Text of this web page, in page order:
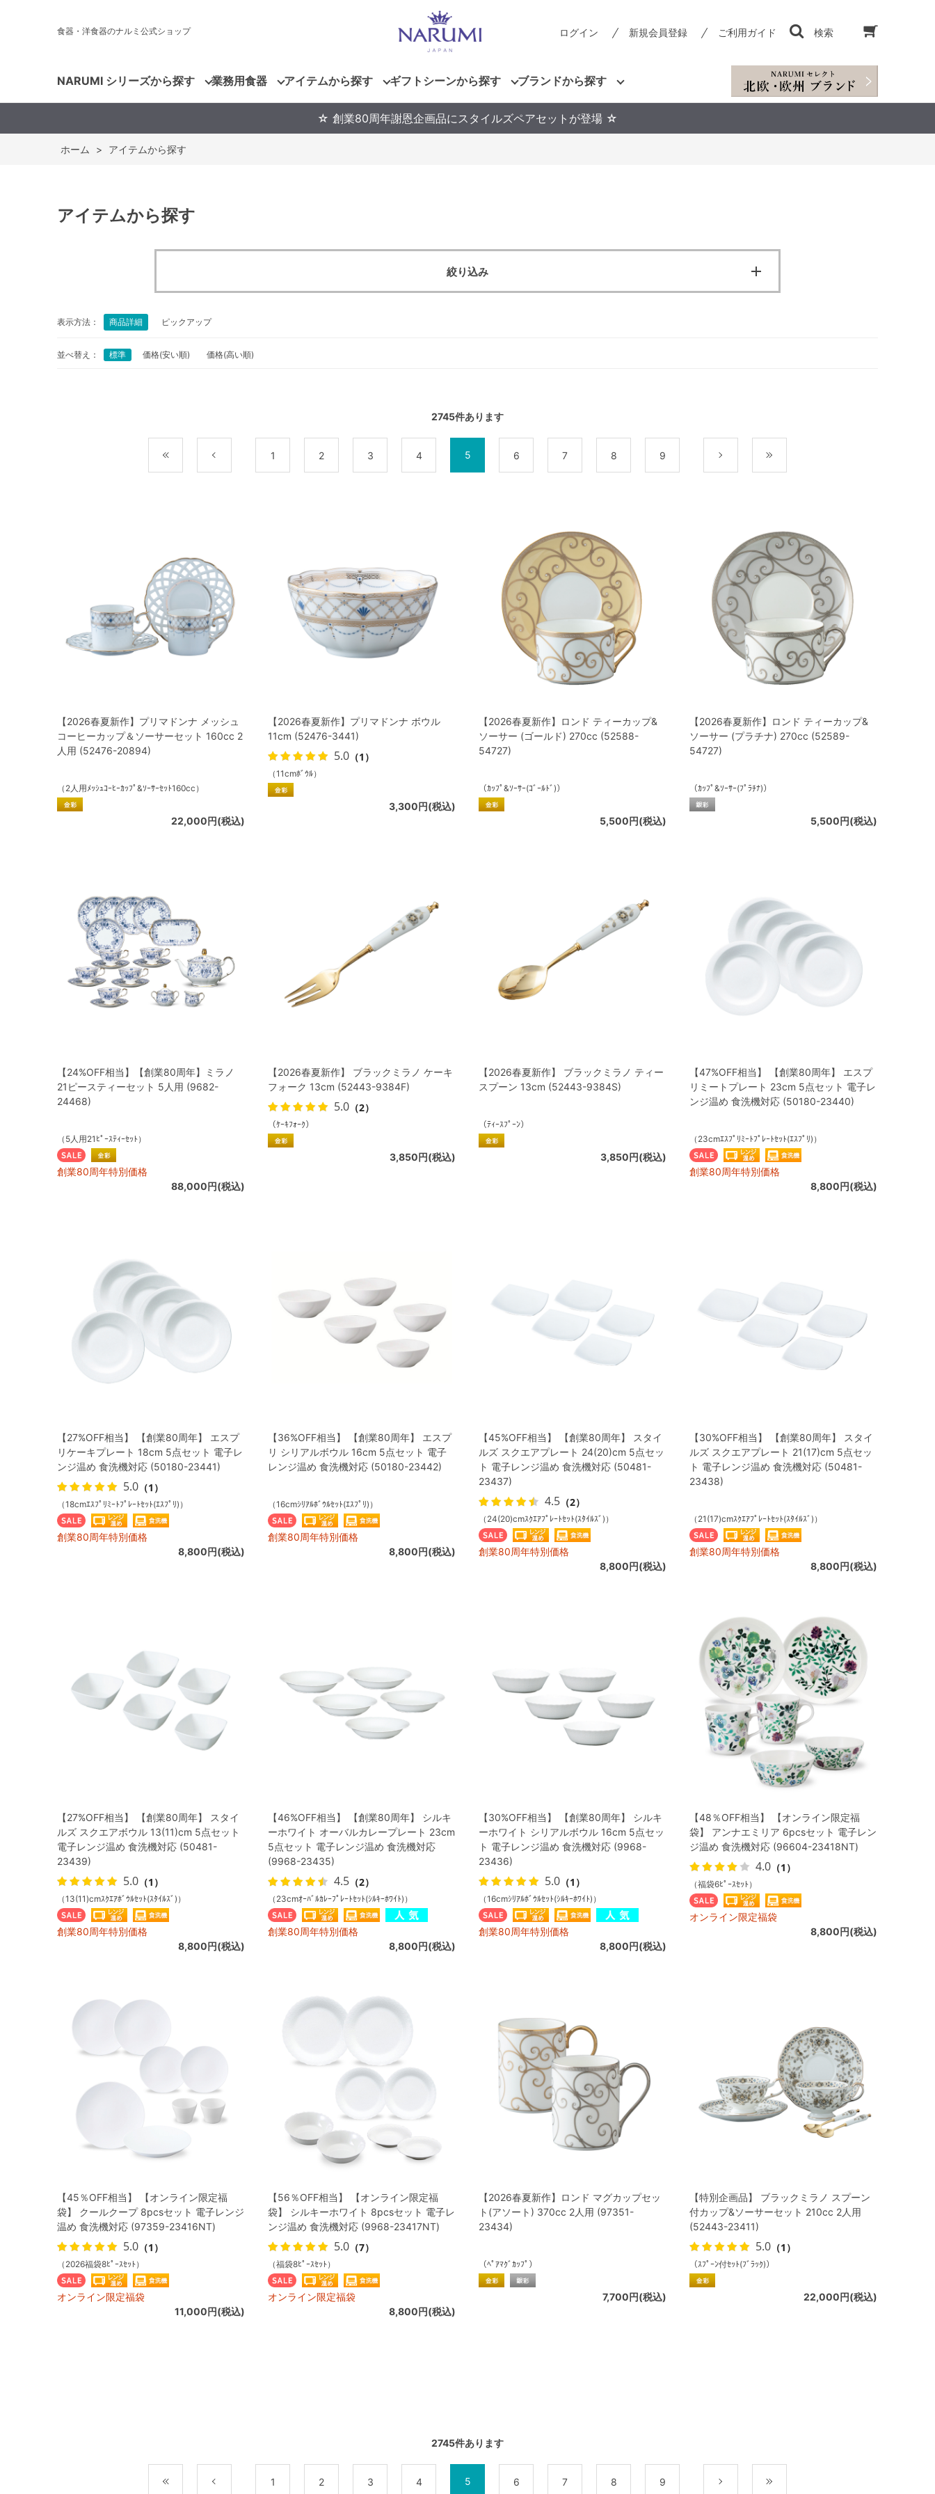
食器・洋食器のナルミ公式ショップ ログイン 新規会員登録 ご利用ガイド 検索
NARUMI シリーズから探す 業務用食器 アイテムから探す ギフトシーンから探す ブランドから探す
☆ 創業80周年謝恩企画品にスタイルズペアセットが登場 ☆
ホーム > アイテムから探す
アイテムから探す
絞り込み
表示方法： 商品詳細 ピックアップ
並べ替え： 標準 価格(安い順) 価格(高い順)
2745件あります
1 2 3 4 5 6 7 8 9
【2026春夏新作】プリマドンナ メッシュ
コーヒーカップ＆ソーサーセット 160cc 2
人用 (52476-20894)
（2人用ﾒｯｼｭｺｰﾋｰｶｯﾌﾟ&ｿｰｻｰｾｯﾄ160cc）
22,000円(税込)
【2026春夏新作】プリマドンナ ボウル
11cm (52476-3441)
5.0 （1）
（11cmﾎﾞｳﾙ）
3,300円(税込)
【2026春夏新作】ロンド ティーカップ&
ソーサー (ゴールド) 270cc (52588-
54727)
（ｶｯﾌﾟ&ｿｰｻｰ(ｺﾞｰﾙﾄﾞ)）
5,500円(税込)
【2026春夏新作】ロンド ティーカップ&
ソーサー (プラチナ) 270cc (52589-
54727)
（ｶｯﾌﾟ&ｿｰｻｰ(ﾌﾟﾗﾁﾅ)）
5,500円(税込)
【24%OFF相当】【創業80周年】ミラノ
21ピースティーセット 5人用 (9682-
24468)
（5人用21ﾋﾟｰｽﾃｨｰｾｯﾄ）
創業80周年特別価格
88,000円(税込)
【2026春夏新作】 ブラックミラノ ケーキ
フォーク 13cm (52443-9384F)
5.0 （2）
（ｹｰｷﾌｫｰｸ）
3,850円(税込)
【2026春夏新作】 ブラックミラノ ティー
スプーン 13cm (52443-9384S)
（ﾃｨｰｽﾌﾟｰﾝ）
3,850円(税込)
【47%OFF相当】 【創業80周年】 エスプ
リミートプレート 23cm 5点セット 電子レ
ンジ温め 食洗機対応 (50180-23440)
（23cmｴｽﾌﾟﾘﾐｰﾄﾌﾟﾚｰﾄｾｯﾄ(ｴｽﾌﾟﾘ)）
創業80周年特別価格
8,800円(税込)
【27%OFF相当】 【創業80周年】 エスプ
リケーキプレート 18cm 5点セット 電子レ
ンジ温め 食洗機対応 (50180-23441)
5.0 （1）
（18cmｴｽﾌﾟﾘﾐｰﾄﾌﾟﾚｰﾄｾｯﾄ(ｴｽﾌﾟﾘ)）
創業80周年特別価格
8,800円(税込)
【36%OFF相当】 【創業80周年】 エスプ
リ シリアルボウル 16cm 5点セット 電子
レンジ温め 食洗機対応 (50180-23442)
（16cmｼﾘｱﾙﾎﾞｳﾙｾｯﾄ(ｴｽﾌﾟﾘ)）
創業80周年特別価格
8,800円(税込)
【45%OFF相当】 【創業80周年】 スタイ
ルズ スクエアプレート 24(20)cm 5点セッ
ト 電子レンジ温め 食洗機対応 (50481-
23437)
4.5 （2）
（24(20)cmｽｸｴｱﾌﾟﾚｰﾄｾｯﾄ(ｽﾀｲﾙｽﾞ)）
創業80周年特別価格
8,800円(税込)
【30%OFF相当】 【創業80周年】 スタイ
ルズ スクエアプレート 21(17)cm 5点セッ
ト 電子レンジ温め 食洗機対応 (50481-
23438)
（21(17)cmｽｸｴｱﾌﾟﾚｰﾄｾｯﾄ(ｽﾀｲﾙｽﾞ)）
創業80周年特別価格
8,800円(税込)
【27%OFF相当】 【創業80周年】 スタイ
ルズ スクエアボウル 13(11)cm 5点セット
電子レンジ温め 食洗機対応 (50481-
23439)
5.0 （1）
（13(11)cmｽｸｴｱﾎﾞｳﾙｾｯﾄ(ｽﾀｲﾙｽﾞ)）
創業80周年特別価格
8,800円(税込)
【46%OFF相当】 【創業80周年】 シルキ
ーホワイト オーバルカレープレート 23cm
5点セット 電子レンジ温め 食洗機対応
(9968-23435)
4.5 （2）
（23cmｵｰﾊﾞﾙｶﾚｰﾌﾟﾚｰﾄｾｯﾄ(ｼﾙｷｰﾎﾜｲﾄ)）
創業80周年特別価格
8,800円(税込)
【30%OFF相当】 【創業80周年】 シルキ
ーホワイト シリアルボウル 16cm 5点セッ
ト 電子レンジ温め 食洗機対応 (9968-
23436)
5.0 （1）
（16cmｼﾘｱﾙﾎﾞｳﾙｾｯﾄ(ｼﾙｷｰﾎﾜｲﾄ)）
創業80周年特別価格
8,800円(税込)
【48％OFF相当】 【オンライン限定福
袋】 アンナエミリア 6pcsセット 電子レン
ジ温め 食洗機対応 (96604-23418NT)
4.0 （1）
（福袋6ﾋﾟｰｽｾｯﾄ）
オンライン限定福袋
8,800円(税込)
【45％OFF相当】 【オンライン限定福
袋】 クールクープ 8pcsセット 電子レンジ
温め 食洗機対応 (97359-23416NT)
5.0 （1）
（2026福袋8ﾋﾟｰｽｾｯﾄ）
オンライン限定福袋
11,000円(税込)
【56％OFF相当】 【オンライン限定福
袋】 シルキーホワイト 8pcsセット 電子レ
ンジ温め 食洗機対応 (9968-23417NT)
5.0 （7）
（福袋8ﾋﾟｰｽｾｯﾄ）
オンライン限定福袋
8,800円(税込)
【2026春夏新作】ロンド マグカップセッ
ト(アソート) 370cc 2人用 (97351-
23434)
（ﾍﾟｱﾏｸﾞｶｯﾌﾟ）
7,700円(税込)
【特別企画品】 ブラックミラノ スプーン
付カップ&ソーサーセット 210cc 2人用
(52443-23411)
5.0 （1）
（ｽﾌﾟｰﾝ付ｾｯﾄ(ﾌﾞﾗｯｸ)）
22,000円(税込)
2745件あります
1 2 3 4 5 6 7 8 9